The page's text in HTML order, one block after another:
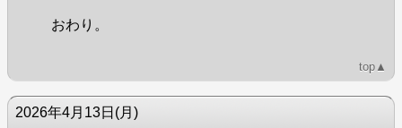
おわり。
top▲
2026年4月13日 (月)